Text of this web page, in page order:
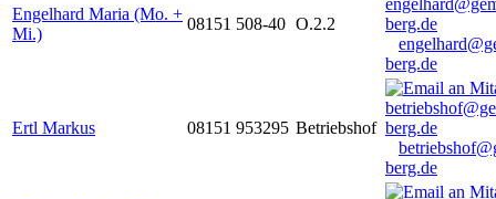
Engelhard Maria (Mo. +
Mi.)
08151 508-40 O.2.2
berg.de
Ertl Markus 08151 953295 Betriebshof
berg.de